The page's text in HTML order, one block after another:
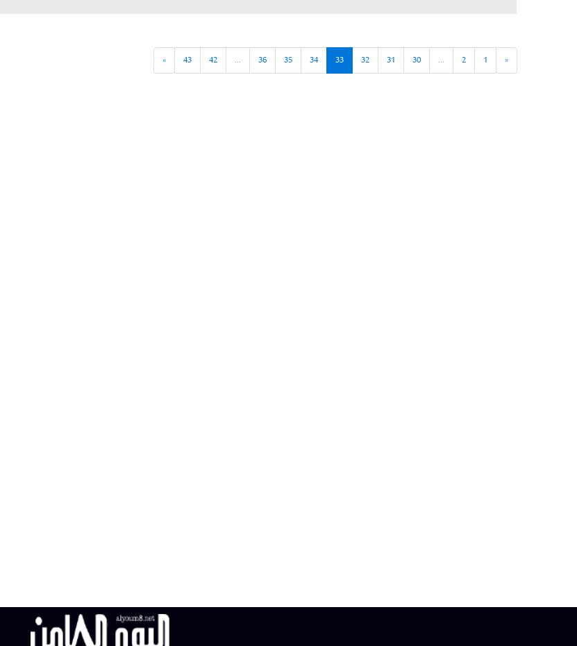
«
1
2
...
30
31
32
33
34
35
36
...
42
43
»